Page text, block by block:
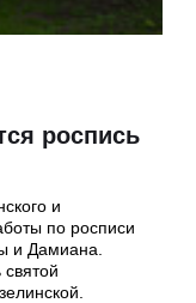
роспись
и
по росписи
и Дамиана.